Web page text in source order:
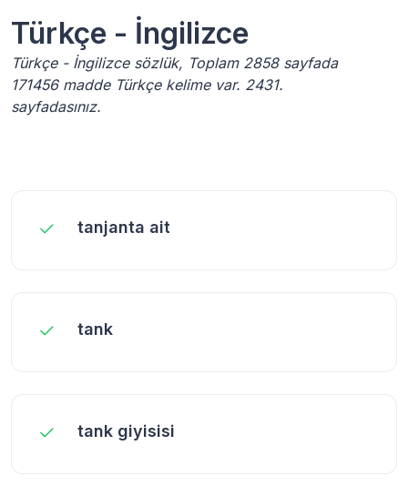
Türkçe - İngilizce
Türkçe - İngilizce sözlük, Toplam 2858 sayfada
171456 madde Türkçe kelime var. 2431.
sayfadasınız.
tanjanta ait
tank
tank giyisisi